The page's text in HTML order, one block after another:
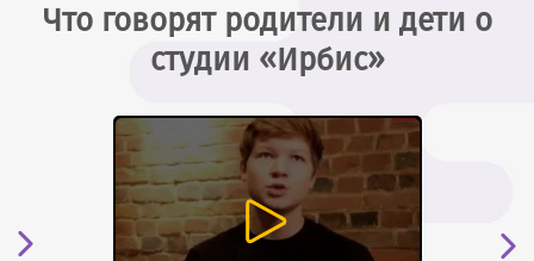
Что говорят родители и дети о
студии «Ирбис»